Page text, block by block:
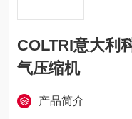
COLTRI意大利
气压缩机
产品简介